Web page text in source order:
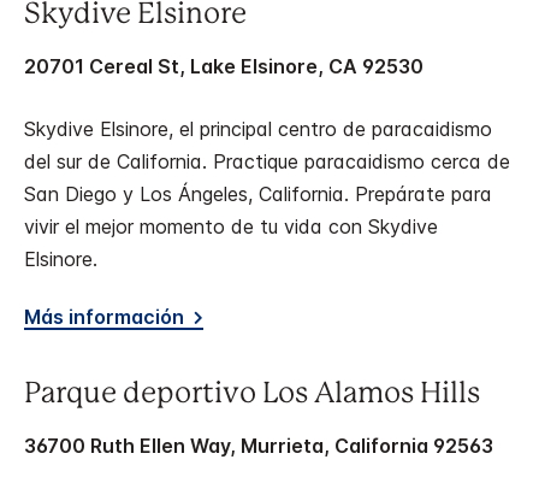
Skydive Elsinore
20701 Cereal St, Lake Elsinore, CA 92530
Skydive Elsinore, el principal centro de paracaidismo
del sur de California. Practique paracaidismo cerca de
San Diego y Los Ángeles, California. Prepárate para
vivir el mejor momento de tu vida con Skydive
Elsinore.
Más información
Parque deportivo Los Alamos Hills
36700 Ruth Ellen Way, Murrieta, California 92563